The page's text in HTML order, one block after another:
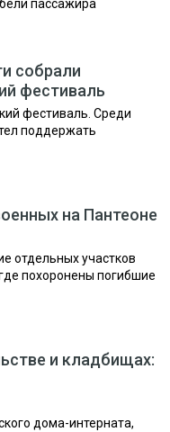
пассажира
собрали
фестиваль
фестиваль. Среди
поддержать
на Пантеоне
отдельных участков
похоронены погибшие
и кладбищах:
дома-интерната,